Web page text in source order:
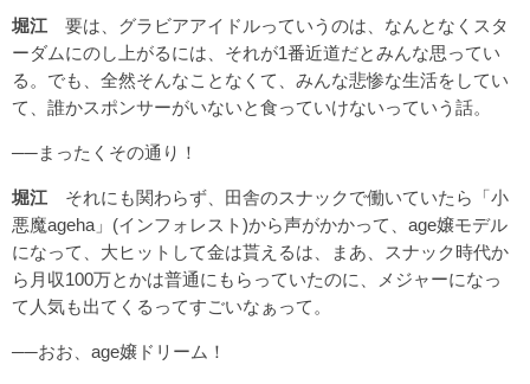
堀江 要は、グラビアアイドルっていうのは、なんとなくスタ
ーダムにのし上がるには、それが1番近道だとみんな思ってい
る。でも、全然そんなことなくて、みんな悲惨な生活をしてい
て、誰かスポンサーがいないと食っていけないっていう話。
──まったくその通り！
堀江 それにも関わらず、田舎のスナックで働いていたら「小
悪魔ageha」(インフォレスト)から声がかかって、age嬢モデル
になって、大ヒットして金は貰えるは、まあ、スナック時代か
ら月収100万とかは普通にもらっていたのに、メジャーになっ
て人気も出てくるってすごいなぁって。
──おお、age嬢ドリーム！